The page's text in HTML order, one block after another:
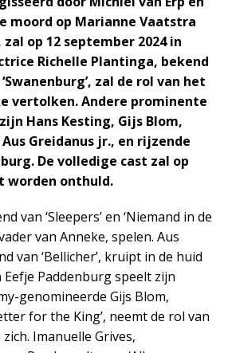
moord op Marianne Vaatstra
op 12 september 2024 in
Richelle Plantinga, bekend
zal de rol van het
vertolken. Andere prominente
Hans Kesting, Gijs Blom,
Greidanus jr., en rijzende
De volledige cast zal op
worden onthuld.
van ‘Sleepers’ en ‘Niemand in de
van Anneke, spelen. Aus
van ‘Bellicher’, kruipt in de huid
Eefje Paddenburg speelt zijn
genomineerde Gijs Blom,
for the King’, neemt de rol van
Imanuelle Grives,